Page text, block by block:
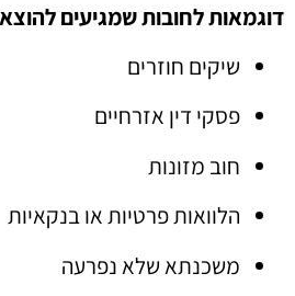
דוגמאות לחובות שמגיעים
שיקים חוזרים
פסקי דין אזרחיים
חוב מזונות
הלוואות פרטיות או בנקאיות
משכנתא שלא נפרעה